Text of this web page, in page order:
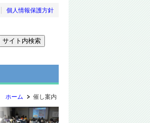
個人情報保護方針
ホーム 催し案内